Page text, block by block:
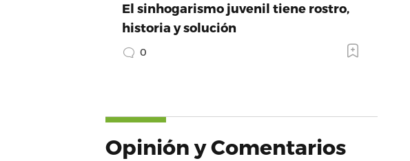
El sinhogarismo juvenil tiene rostro,
historia y solución
0
Opinión y Comentarios